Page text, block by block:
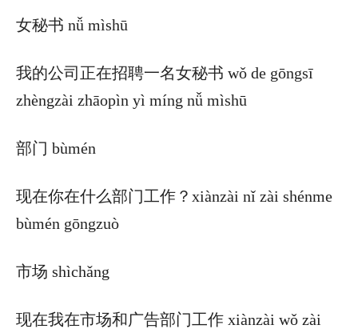
女秘书 nǚ mìshū
我的公司正在招聘一名女秘书 wǒ de gōngsī
zhèngzài zhāopìn yì míng nǚ mìshū
部门 bùmén
现在你在什么部门工作？xiànzài nǐ zài shénme
bùmén gōngzuò
市场 shìchǎng
现在我在市场和广告部门工作 xiànzài wǒ zài